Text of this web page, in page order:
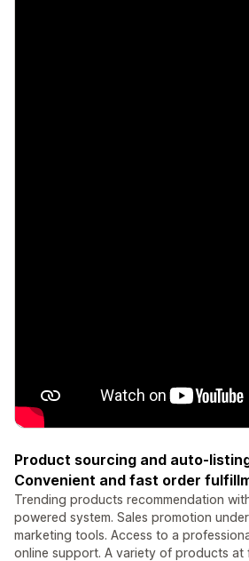
Product sourcing and auto-
Convenient and fast order
Trending products recommendation
powered system. Sales promotion
marketing tools. Access to a
online support. A variety of products at